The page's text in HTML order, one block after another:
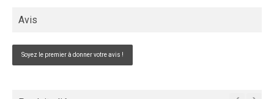
Avis
Soyez le premier à donner votre avis !